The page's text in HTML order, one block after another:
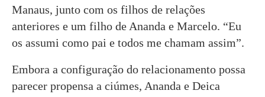
Manaus, junto com os filhos de relações
anteriores e um filho de Ananda e Marcelo. “Eu
os assumi como pai e todos me chamam assim”.
Embora a configuração do relacionamento possa
parecer propensa a ciúmes, Ananda e Deica